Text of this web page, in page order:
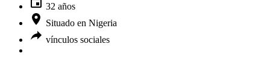
32 años
Situado en Nigeria
vínculos sociales